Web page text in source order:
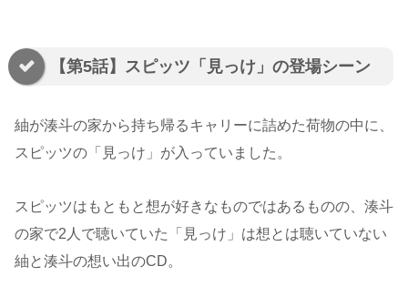
【第5話】スピッツ「見っけ」の登場シーン
紬が湊斗の家から持ち帰るキャリーに詰めた荷物の中に、
スピッツの「見っけ」が入っていました。
スピッツはもともと想が好きなものではあるものの、湊斗
の家で2人で聴いていた「見っけ」は想とは聴いていない
紬と湊斗の想い出のCD。